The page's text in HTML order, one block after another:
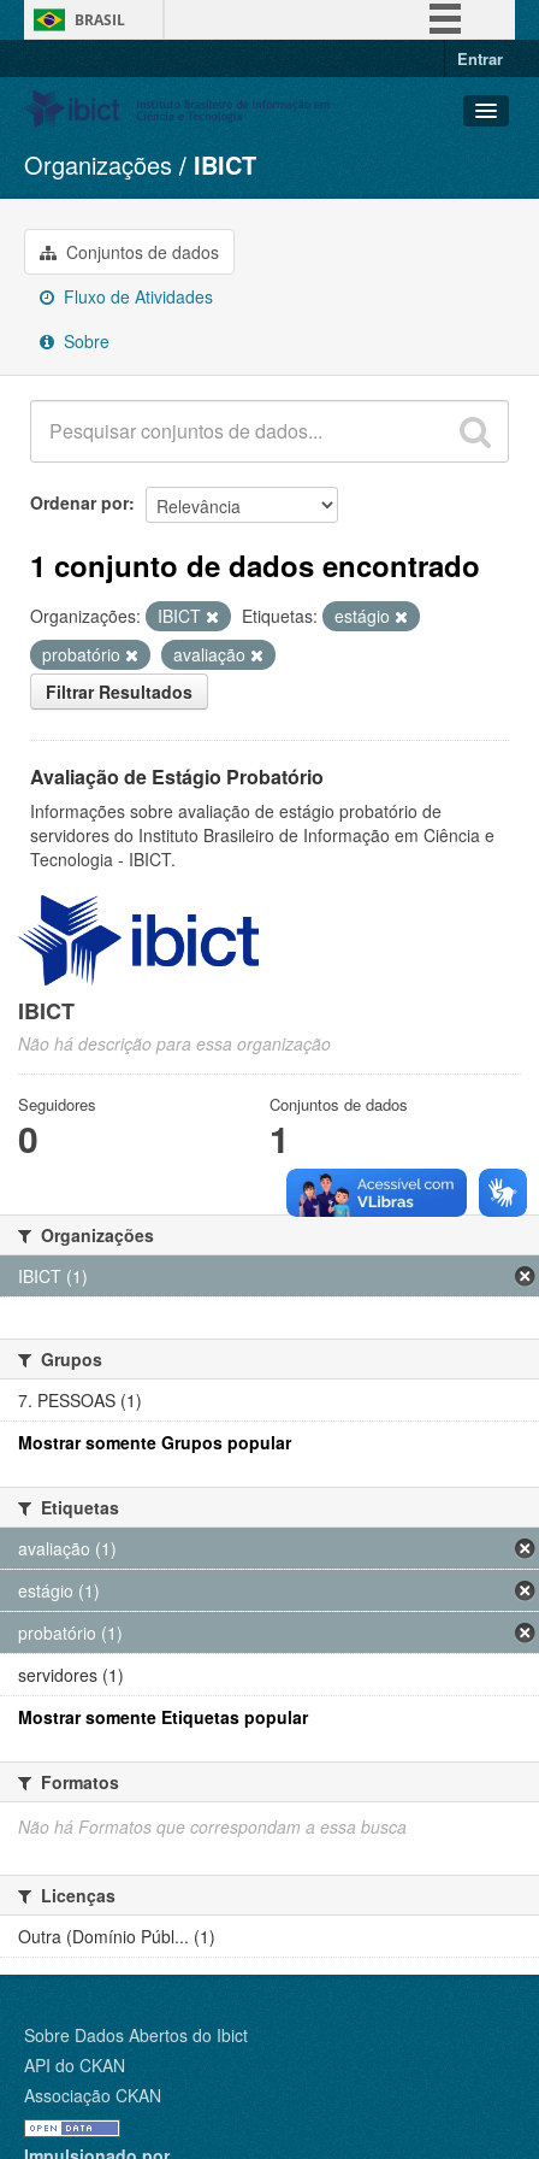
BRASIL
Entrar
Conjuntos de dados
Organizações
Grupos
Sobre
Organizações IBICT
Conjuntos de dados
Fluxo de Atividades
Sobre
Ordenar por
1 conjunto de dados encontrado
Organizações: IBICT Etiquetas:
estágio
probatório
avaliação
Filtrar Resultados
Avaliação de Estágio Probatório
Informações sobre avaliação de estágio probatório de
servidores do Instituto Brasileiro de Informação em Ciência e
Tecnologia - IBICT.
IBICT
Não há descrição para essa organização
Seguidores
0
Conjuntos de dados
1
Organizações
IBICT (1)
Grupos
7. PESSOAS (1)
Mostrar somente Grupos popular
Etiquetas
avaliação (1)
estágio (1)
probatório (1)
servidores (1)
Mostrar somente Etiquetas popular
Formatos
Não há Formatos que correspondam a essa busca
Licenças
Outra (Domínio Públ... (1)
Sobre Dados Abertos do Ibict
API do CKAN
Associação CKAN